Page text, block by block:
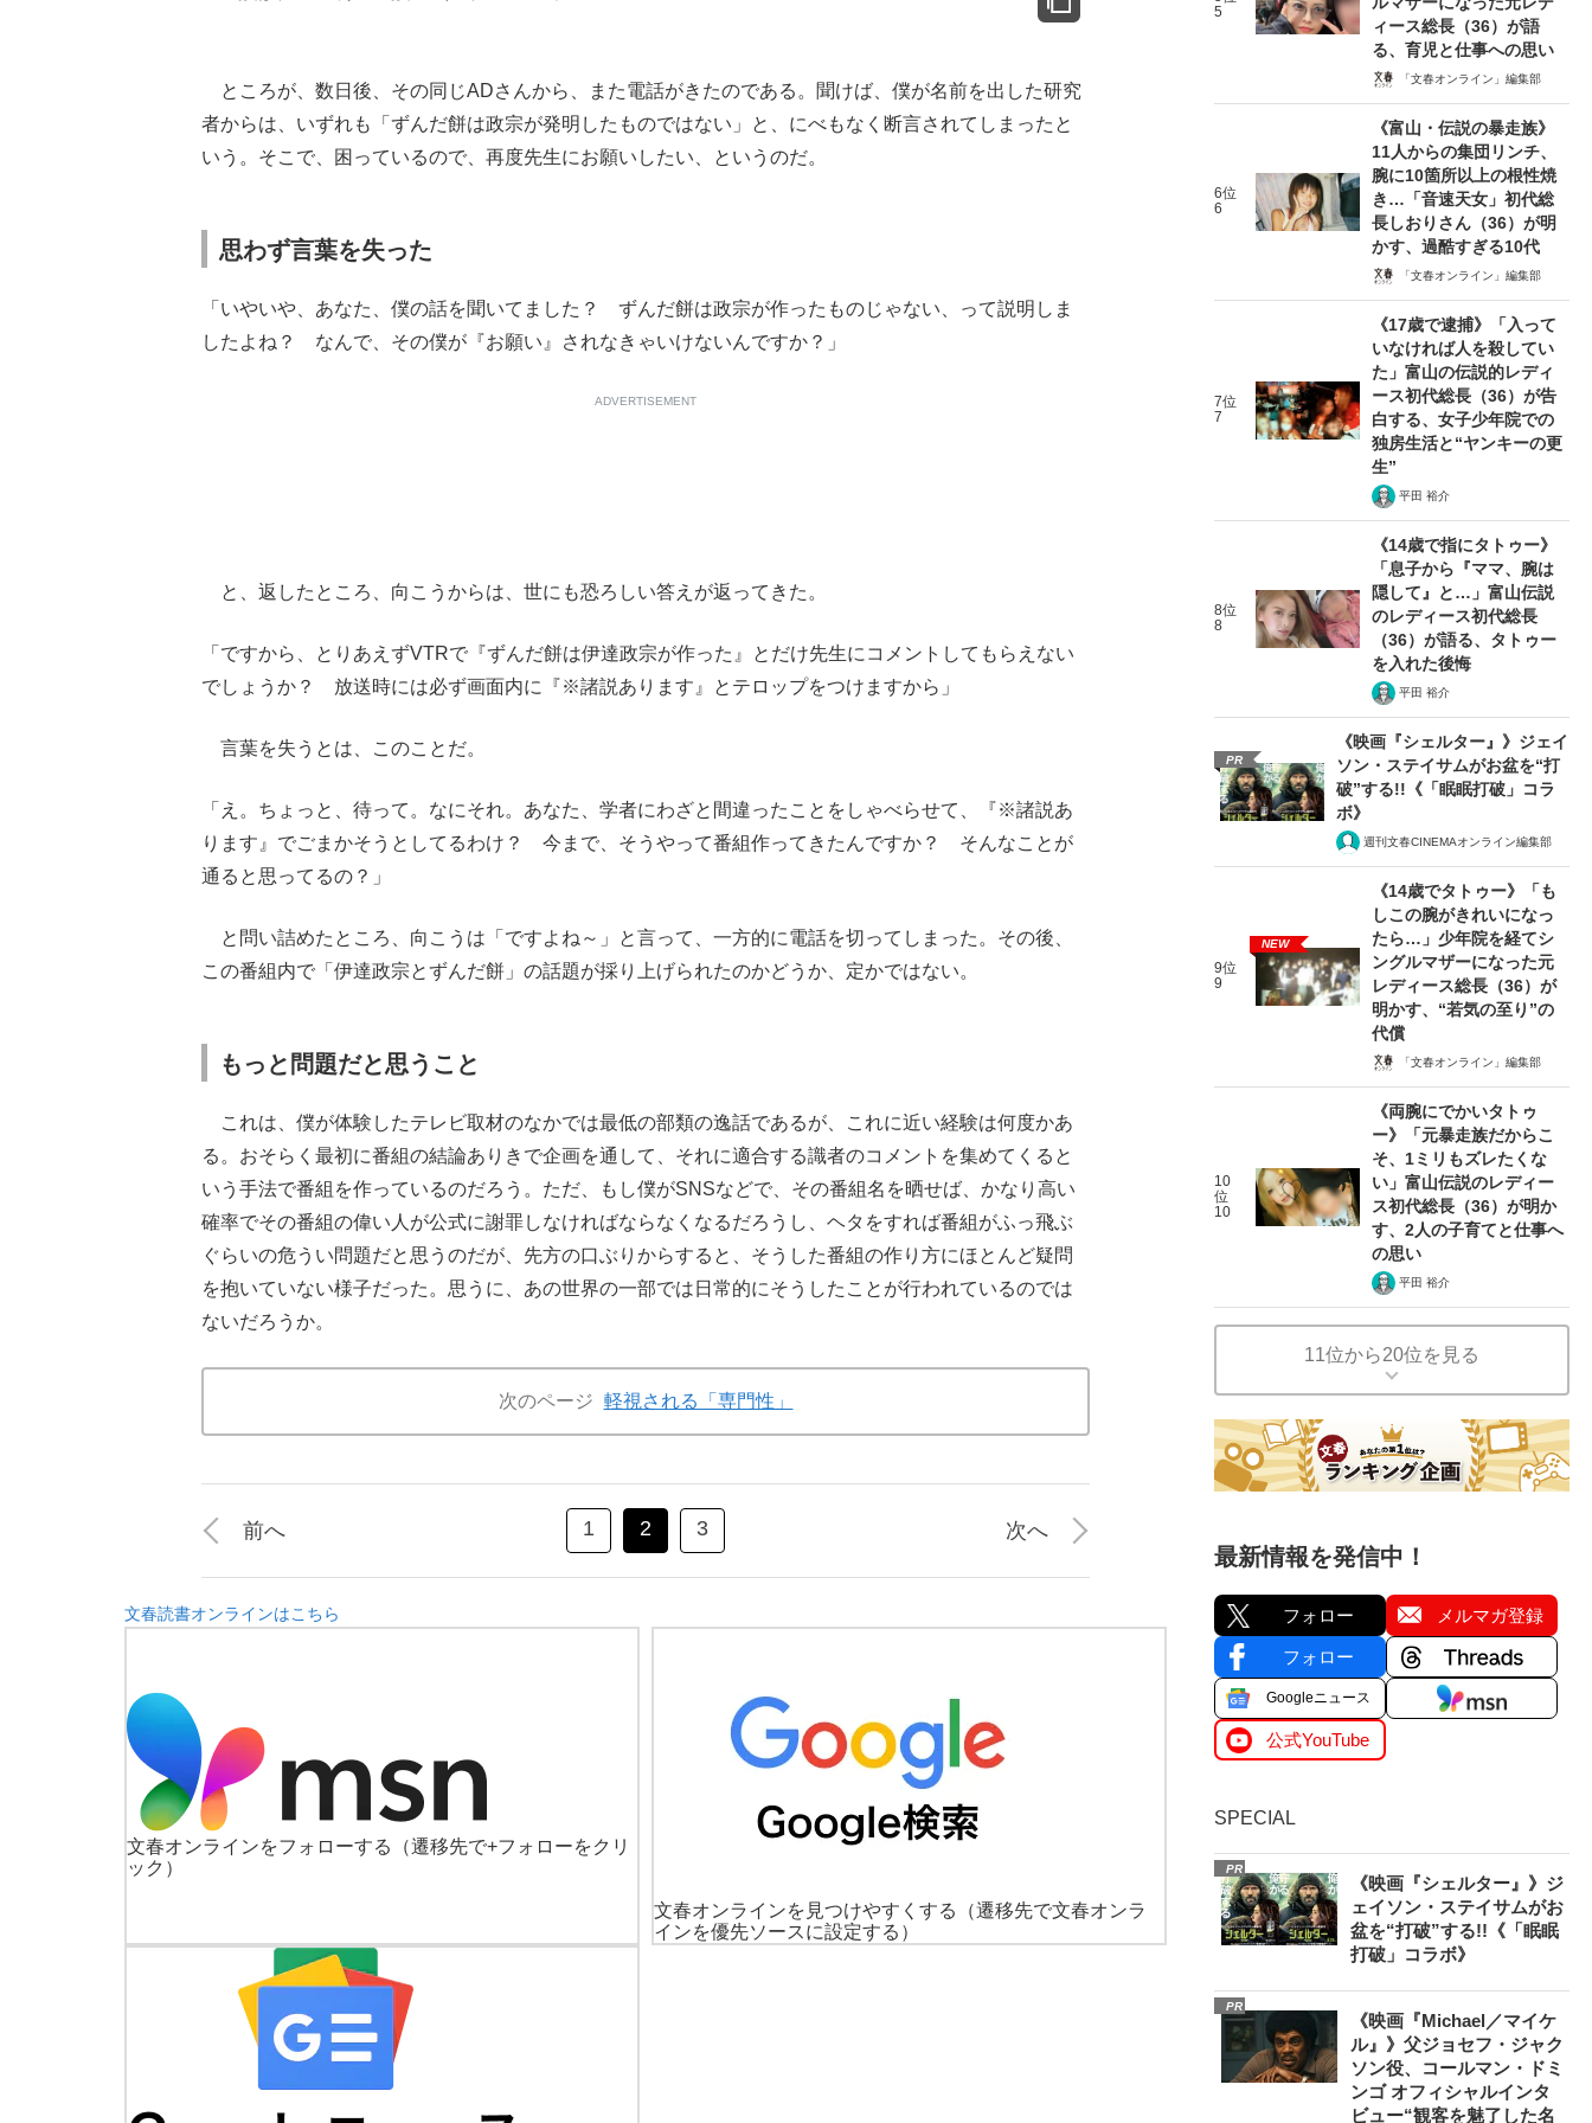
ところが、数日後、その同じADさんから、また電話がきたのである。聞けば、僕が名前を出した研究
者からは、いずれも「ずんだ餅は政宗が発明したものではない」と、にべもなく断言されてしまったと
いう。そこで、困っているので、再度先生にお願いしたい、というのだ。
思わず言葉を失った
「いやいや、あなた、僕の話を聞いてました？ ずんだ餅は政宗が作ったものじゃない、って説明しま
したよね？ なんで、その僕が『お願い』されなきゃいけないんですか？」
ADVERTISEMENT
と、返したところ、向こうからは、世にも恐ろしい答えが返ってきた。
「ですから、とりあえずVTRで『ずんだ餅は伊達政宗が作った』とだけ先生にコメントしてもらえない
でしょうか？ 放送時には必ず画面内に『※諸説あります』とテロップをつけますから」
言葉を失うとは、このことだ。
「え。ちょっと、待って。なにそれ。あなた、学者にわざと間違ったことをしゃべらせて、『※諸説あ
ります』でごまかそうとしてるわけ？ 今まで、そうやって番組作ってきたんですか？ そんなことが
通ると思ってるの？」
と問い詰めたところ、向こうは「ですよね～」と言って、一方的に電話を切ってしまった。その後、
この番組内で「伊達政宗とずんだ餅」の話題が採り上げられたのかどうか、定かではない。
もっと問題だと思うこと
これは、僕が体験したテレビ取材のなかでは最低の部類の逸話であるが、これに近い経験は何度かあ
る。おそらく最初に番組の結論ありきで企画を通して、それに適合する識者のコメントを集めてくると
いう手法で番組を作っているのだろう。ただ、もし僕がSNSなどで、その番組名を晒せば、かなり高い
確率でその番組の偉い人が公式に謝罪しなければならなくなるだろうし、ヘタをすれば番組がふっ飛ぶ
ぐらいの危うい問題だと思うのだが、先方の口ぶりからすると、そうした番組の作り方にほとんど疑問
を抱いていない様子だった。思うに、あの世界の一部では日常的にそうしたことが行われているのでは
ないだろうか。
次のページ 軽視される「専門性」
前へ 1 2 3 次へ
文春読書オンラインはこちら
文春オンラインをフォローする
（遷移先で+フォローをクリ
ック）
文春オンラインを見つけやすくする
（遷移先で文春オンラ
インを優先ソースに設定する）
5
ィース総長（36）が語
る、育児と仕事への思い
「文春オンライン」編集部
6位
6
《富山・伝説の暴走族》
11人からの集団リンチ、
腕に10箇所以上の根性焼
き…「音速天女」初代総
長しおりさん（36）が明
かす、過酷すぎる10代
「文春オンライン」編集部
7位
7
《17歳で逮捕》「入って
いなければ人を殺してい
た」富山の伝説的レディ
ース初代総長（36）が告
白する、女子少年院での
独房生活と“ヤンキーの更
生”
平田 裕介
8位
8
《14歳で指にタトゥー》
「息子から『ママ、腕は
隠して』と…」富山伝説
のレディース初代総長
（36）が語る、タトゥー
を入れた後悔
平田 裕介
PR
《映画『シェルター』》ジェイ
ソン・ステイサムがお盆を“打
破”する!!《「眠眠打破」コラ
ボ》
週刊文春CINEMAオンライン編集部
9位
9
NEW
《14歳でタトゥー》「も
しこの腕がきれいになっ
たら…」少年院を経てシ
ングルマザーになった元
レディース総長（36）が
明かす、“若気の至り”の
代償
「文春オンライン」編集部
10
位
10
《両腕にでかいタトゥ
ー》「元暴走族だからこ
そ、1ミリもズレたくな
い」富山伝説のレディー
ス初代総長（36）が明か
す、2人の子育てと仕事へ
の思い
平田 裕介
11位から20位を見る
最新情報を発信中！
フォロー メルマガ登録
フォロー
Googleニュース
公式YouTube
SPECIAL
PR
《映画『シェルター』》ジ
ェイソン・ステイサムがお
盆を“打破”する!!《「眠眠
打破」コラボ》
PR
《映画『Michael／マイケ
ル』》父ジョセフ・ジャク
ソン役、コールマン・ドミ
ンゴ オフィシャルインタ
ビュー“観客を魅了した名